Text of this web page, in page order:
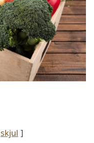
skjul